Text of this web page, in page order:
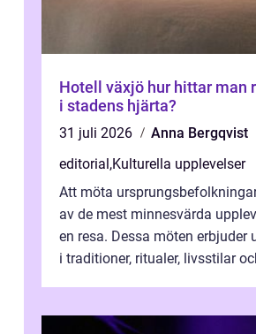
Hotell växjö hur hittar man rätt boende
i stadens hjärta?
31 juli 2026
Anna Bergqvist
editorial ,Kulturella upplevelser
Att möta
av de mest minnesvärda
en resa. Dessa möten erbjuder
i traditioner, ritualer, livsstilar